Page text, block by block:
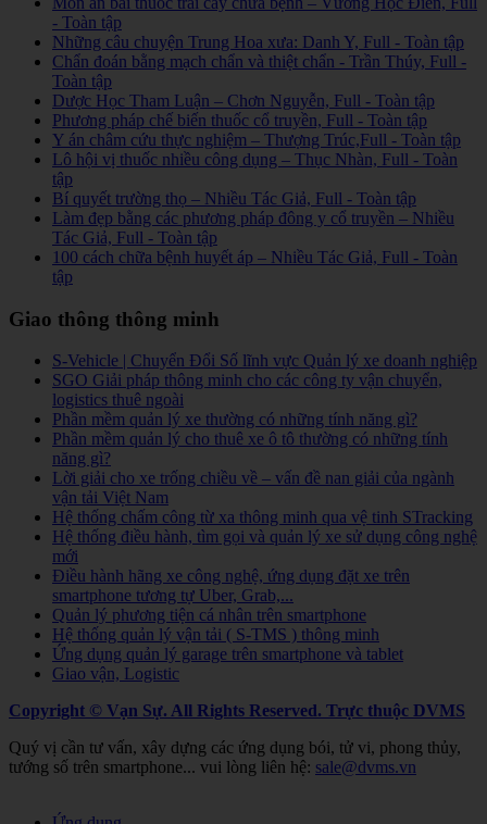
- Toàn tập
Những câu chuyện Trung Hoa xưa: Danh Y, Full - Toàn tập
Chẩn đoán bằng mạch chẩn và thiệt chẩn - Trần Thúy, Full -
Toàn tập
Dược Học Tham Luận – Chơn Nguyễn, Full - Toàn tập
Phương pháp chế biến thuốc cổ truyền, Full - Toàn tập
Y án châm cứu thực nghiệm – Thượng Trúc,Full - Toàn tập
Lô hội vị thuốc nhiều công dụng – Thục Nhàn, Full - Toàn
tập
Bí quyết trường thọ – Nhiều Tác Giả, Full - Toàn tập
Làm đẹp bằng các phương pháp đông y cổ truyền – Nhiều
Tác Giả, Full - Toàn tập
100 cách chữa bệnh huyết áp – Nhiều Tác Giả, Full - Toàn
tập
Giao thông thông minh
S-Vehicle | Chuyển Đổi Số lĩnh vực Quản lý xe doanh nghiệp
SGO Giải pháp thông minh cho các công ty vận chuyển,
logistics thuê ngoài
Phần mềm quản lý xe thường có những tính năng gì?
Phần mềm quản lý cho thuê xe ô tô thường có những tính
năng gì?
Lời giải cho xe trống chiều về – vấn đề nan giải của ngành
vận tải Việt Nam
Hệ thống chấm công từ xa thông minh qua vệ tinh STracking
Hệ thống điều hành, tìm gọi và quản lý xe sử dụng công nghệ
mới
Điều hành hãng xe công nghệ, ứng dụng đặt xe trên
smartphone tương tự Uber, Grab,...
Quản lý phương tiện cá nhân trên smartphone
Hệ thống quản lý vận tải ( S-TMS ) thông minh
Ứng dụng quản lý garage trên smartphone và tablet
Giao vận, Logistic
Copyright © Vạn Sự. All Rights Reserved. Trực thuộc DVMS
Quý vị cần tư vấn, xây dựng các ứng dụng bói, tử vi, phong thủy,
tướng số trên smartphone... vui lòng liên hệ: sale@dvms.vn